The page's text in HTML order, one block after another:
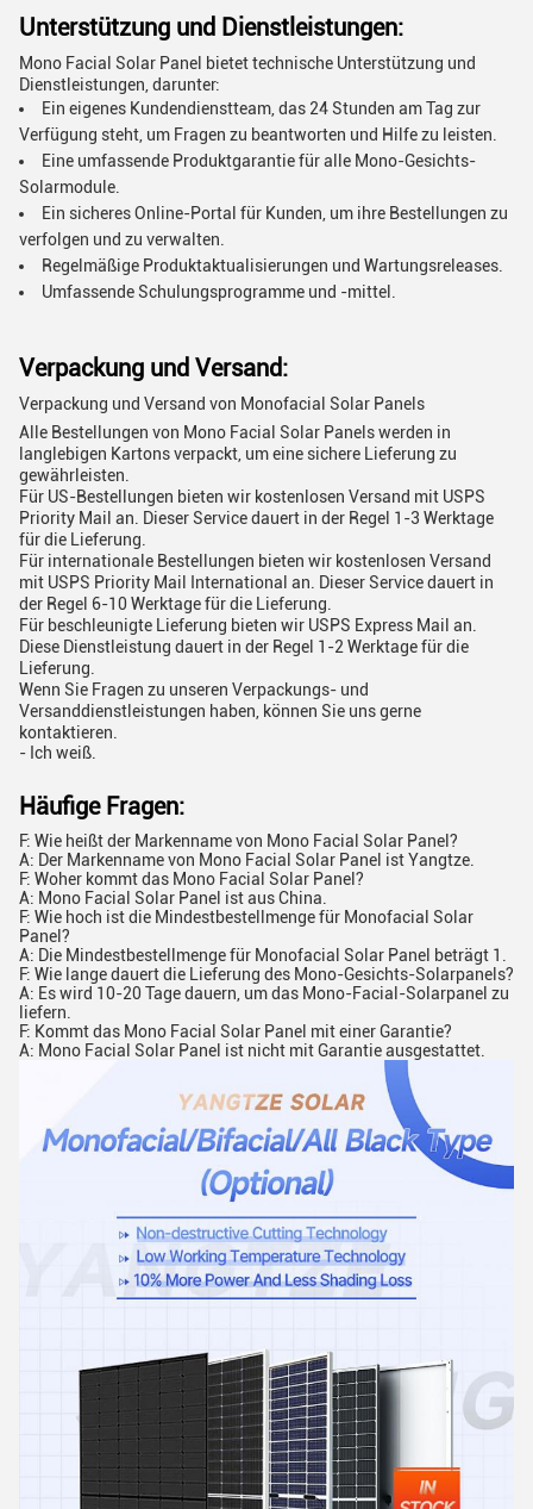
Unterstützung und Dienstleistungen:
Mono Facial Solar Panel bietet technische Unterstützung und
Dienstleistungen, darunter:
Ein eigenes Kundendienstteam, das 24 Stunden am Tag zur
Verfügung steht, um Fragen zu beantworten und Hilfe zu leisten.
Eine umfassende Produktgarantie für alle Mono-Gesichts-
Solarmodule.
Ein sicheres Online-Portal für Kunden, um ihre Bestellungen zu
verfolgen und zu verwalten.
Regelmäßige Produktaktualisierungen und Wartungsreleases.
Umfassende Schulungsprogramme und -mittel.
Verpackung und Versand:
Verpackung und Versand von Monofacial Solar Panels
Alle Bestellungen von Mono Facial Solar Panels werden in
langlebigen Kartons verpackt, um eine sichere Lieferung zu
gewährleisten.
Für US-Bestellungen bieten wir kostenlosen Versand mit USPS
Priority Mail an. Dieser Service dauert in der Regel 1-3 Werktage
für die Lieferung.
Für internationale Bestellungen bieten wir kostenlosen Versand
mit USPS Priority Mail International an. Dieser Service dauert in
der Regel 6-10 Werktage für die Lieferung.
Für beschleunigte Lieferung bieten wir USPS Express Mail an.
Diese Dienstleistung dauert in der Regel 1-2 Werktage für die
Lieferung.
Wenn Sie Fragen zu unseren Verpackungs- und
Versanddienstleistungen haben, können Sie uns gerne
kontaktieren.
- Ich weiß.
Häufige Fragen:
F: Wie heißt der Markenname von Mono Facial Solar Panel?
A: Der Markenname von Mono Facial Solar Panel ist Yangtze.
F: Woher kommt das Mono Facial Solar Panel?
A: Mono Facial Solar Panel ist aus China.
F: Wie hoch ist die Mindestbestellmenge für Monofacial Solar
Panel?
A: Die Mindestbestellmenge für Monofacial Solar Panel beträgt 1.
F: Wie lange dauert die Lieferung des Mono-Gesichts-Solarpanels?
A: Es wird 10-20 Tage dauern, um das Mono-Facial-Solarpanel zu
liefern.
F: Kommt das Mono Facial Solar Panel mit einer Garantie?
A: Mono Facial Solar Panel ist nicht mit Garantie ausgestattet.